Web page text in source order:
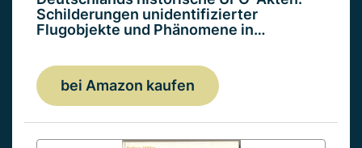
Schilderungen unidentifizierter
Flugobjekte und Phänomene in…
bei Amazon kaufen